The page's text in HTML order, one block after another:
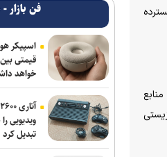
پژوهشگران با هوش
جدید باکتری‌خوار ساختند
رسانه، نهاد پنجم
علمی است
اس‌کی هاینیکس برای
جدید تراشه، ۳۸
کرد
فن بازار
اسپیکر
خواهد
ویدیویی
تبدیل کرد